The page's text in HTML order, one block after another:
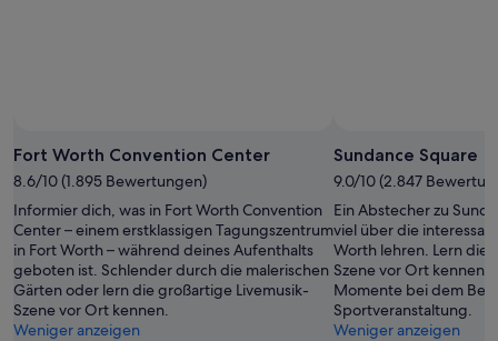
Fort Worth Convention Center
8.6/10 (1.895 Bewertungen)
Informier dich, was in Fort Worth Convention
Center – einem erstklassigen Tagungszentrum
in Fort Worth – während deines Aufenthalts
geboten ist. Schlender durch die malerischen
Gärten oder lern die großartige Livemusik-
Szene vor Ort kennen.
Weniger anzeigen
Sundance Square
9.0/10 (2.847
Ein Abstecher zu
viel über die
Worth lehren. Lern die
Szene vor Ort kennen
Momente bei dem
Sportveranstaltung.
Weniger anzeigen